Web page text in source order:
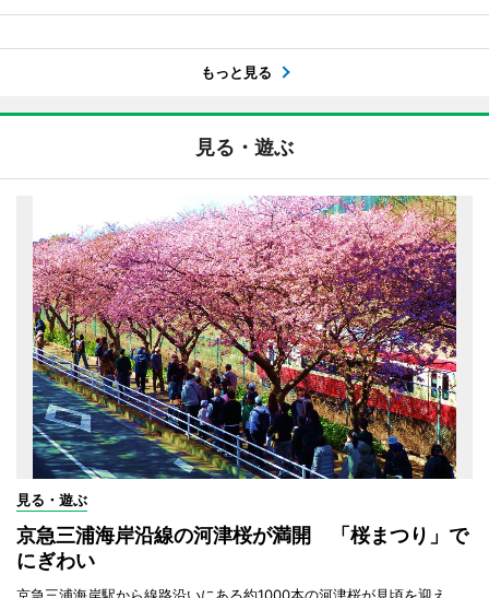
もっと見る
見る・遊ぶ
見る・遊ぶ
京急三浦海岸沿線の河津桜が満開 「桜まつり」で
にぎわい
京急三浦海岸駅から線路沿いにある約1000本の河津桜が見頃を迎え、